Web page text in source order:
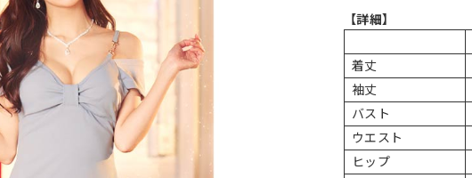
【詳細】
着丈
袖丈
バスト
ウエスト
ヒップ